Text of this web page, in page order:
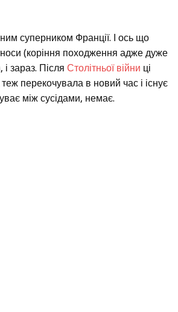
суперником Франції. І ось що
(коріння походження адже дуже
і зараз. Після Столітньої війни ці
перекочувала в новий час і існує
між сусідами, немає.